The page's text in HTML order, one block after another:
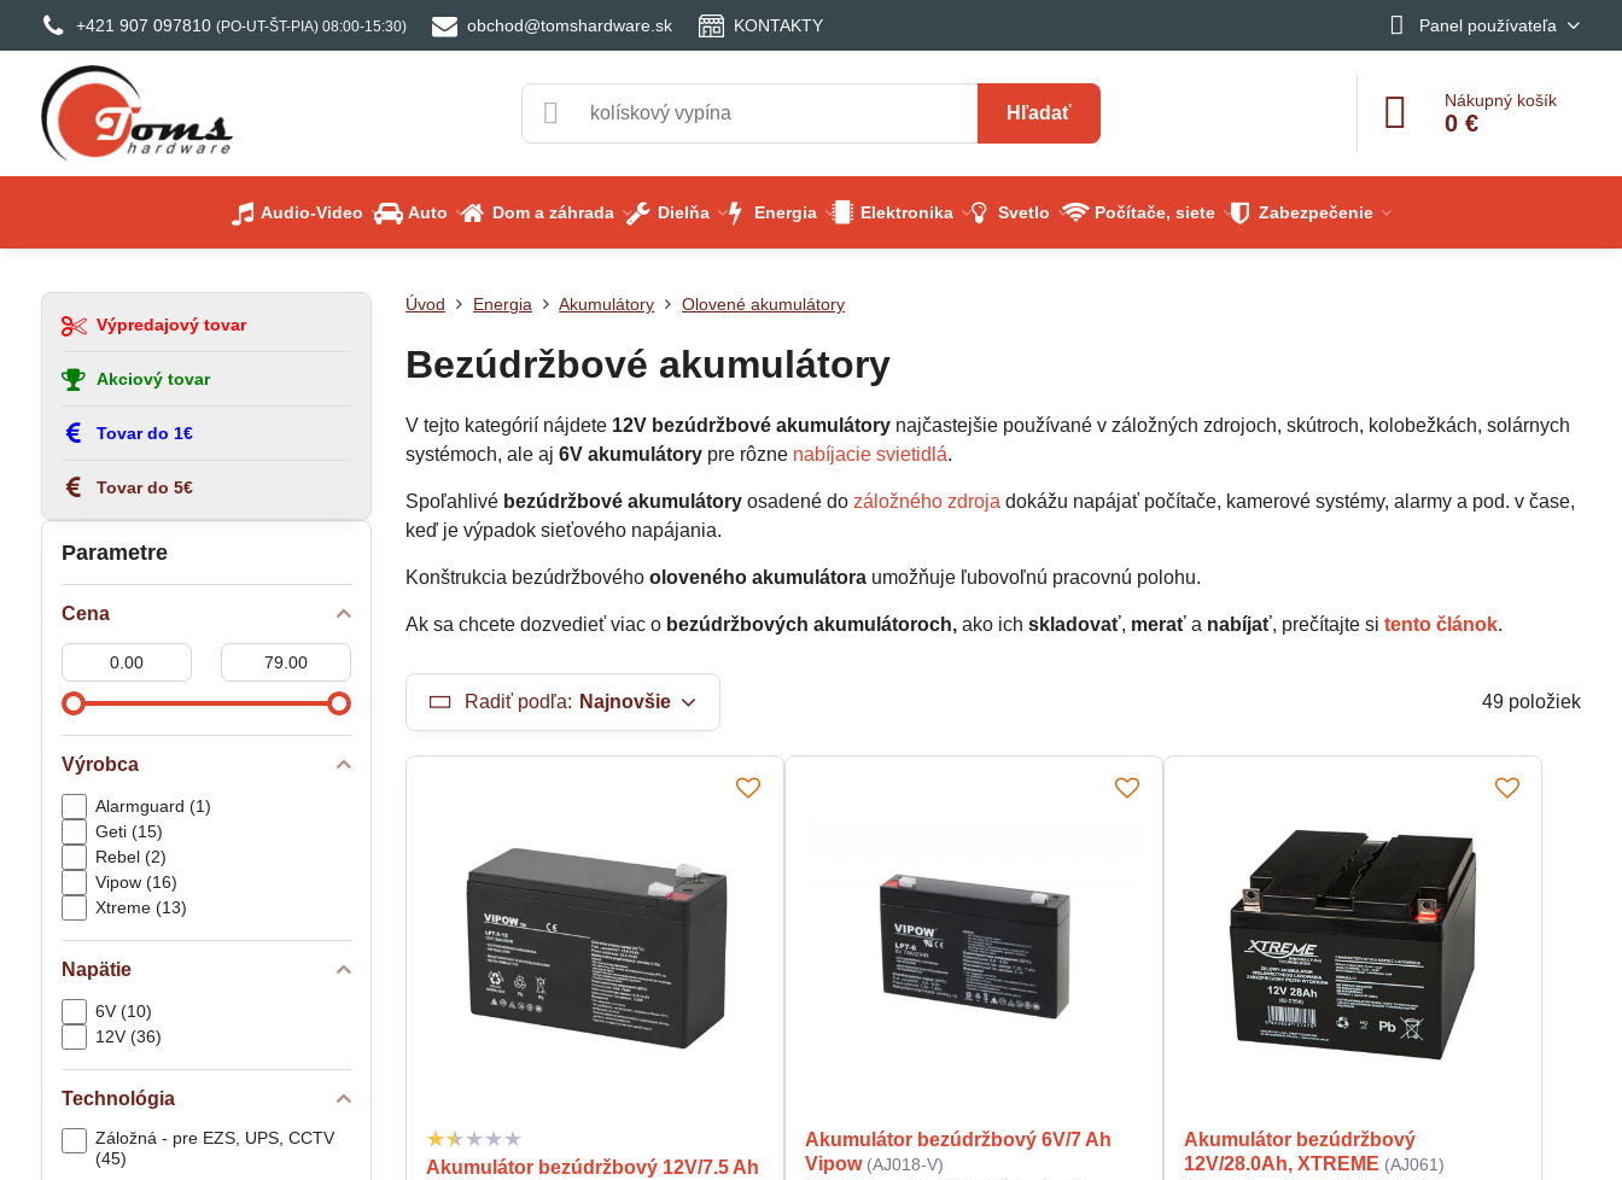
+421 907 097810 (PO-UT-ŠT-PIA) 08:00-15:30) obchod@tomshardware.sk KONTAKTY Panel používateľa
Hľadať
Nákupný košík
0 €
Audio-Video Auto Dom a záhrada Dielňa Energia Elektronika Svetlo Počítače, siete Zabezpečenie
Úvod Energia Akumulátory Olovené akumulátory
Bezúdržbové akumulátory
V tejto kategórií nájdete 12V bezúdržbové akumulátory najčastejšie používané v záložných zdrojoch, skútroch, kolobežkách, solárnych
systémoch, ale aj6V akumulátory pre rôzne nabíjacie svietidlá.
Spoľahlivé bezúdržbové akumulátory osadené do záložného zdroja dokážu napájať počítače, kamerové systémy, alarmy a pod. v čase,
keď je výpadok sieťového napájania.
Konštrukcia bezúdržbovéhooloveného akumulátora umožňuje ľubovoľnú pracovnú polohu.
Ak sa chcete dozvedieť viac o bezúdržbových akumulátoroch, ako ichskladovať, merať a nabíjať, prečítajte sitento článok.
Radiť podľa: Najnovšie 49 položiek
Akumulátor bezúdržbový 12V/7.5 Ah
Akumulátor bezúdržbový 6V/7 Ah
Vipow (AJ018-V)
Akumulátor bezúdržbový
12V/28.0Ah, XTREME (AJ061)
Parametre
Cena
Od: Do:
Výrobca
Alarmguard (1)
Geti (15)
Rebel (2)
Vipow (16)
Xtreme (13)
Napätie
6V (10)
12V (36)
Technológia
Záložná - pre EZS, UPS, CCTV
(45)
Výpredajový tovar
Akciový tovar
Tovar do 1€
Tovar do 5€